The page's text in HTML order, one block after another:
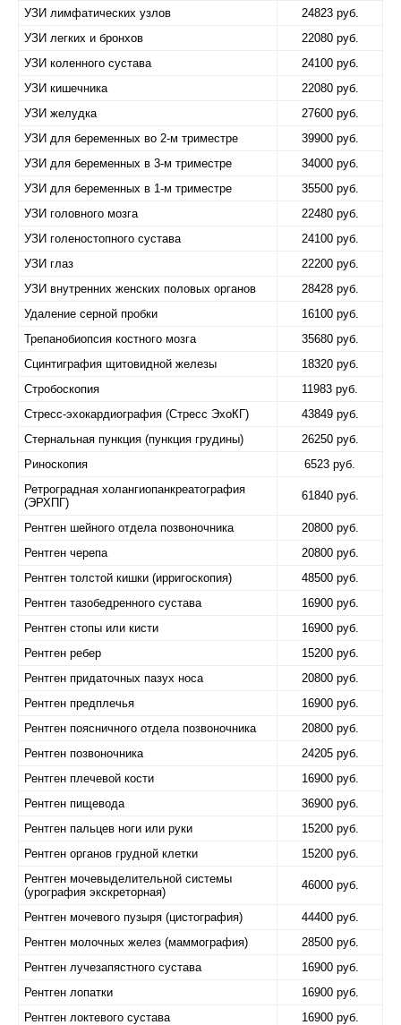
УЗИ лимфатических узлов
24823 руб.
УЗИ легких и бронхов
22080 руб.
УЗИ коленного сустава
24100 руб.
УЗИ кишечника
22080 руб.
УЗИ желудка
27600 руб.
УЗИ для беременных во 2-м триместре
39900 руб.
УЗИ для беременных в 3-м триместре
34000 руб.
УЗИ для беременных в 1-м триместре
35500 руб.
УЗИ головного мозга
22480 руб.
УЗИ голеностопного сустава
24100 руб.
УЗИ глаз
22200 руб.
УЗИ внутренних женских половых органов
28428 руб.
Удаление серной пробки
16100 руб.
Трепанобиопсия костного мозга
35680 руб.
Сцинтиграфия щитовидной железы
18320 руб.
Стробоскопия
11983 руб.
Стресс-эхокардиография (Стресс ЭхоКГ)
43849 руб.
Стернальная пункция (пункция грудины)
26250 руб.
Риноскопия
6523 руб.
Ретроградная холангиопанкреатография
(ЭРХПГ)
61840 руб.
Рентген шейного отдела позвоночника
20800 руб.
Рентген черепа
20800 руб.
Рентген толстой кишки (ирригоскопия)
48500 руб.
Рентген тазобедренного сустава
16900 руб.
Рентген стопы или кисти
16900 руб.
Рентген ребер
15200 руб.
Рентген придаточных пазух носа
20800 руб.
Рентген предплечья
16900 руб.
Рентген поясничного отдела позвоночника
20800 руб.
Рентген позвоночника
24205 руб.
Рентген плечевой кости
16900 руб.
Рентген пищевода
36900 руб.
Рентген пальцев ноги или руки
15200 руб.
Рентген органов грудной клетки
15200 руб.
Рентген мочевыделительной системы
(урография экскреторная)
46000 руб.
Рентген мочевого пузыря (цистография)
44400 руб.
Рентген молочных желез (маммография)
28500 руб.
Рентген лучезапястного сустава
16900 руб.
Рентген лопатки
16900 руб.
Рентген локтевого сустава
16900 руб.